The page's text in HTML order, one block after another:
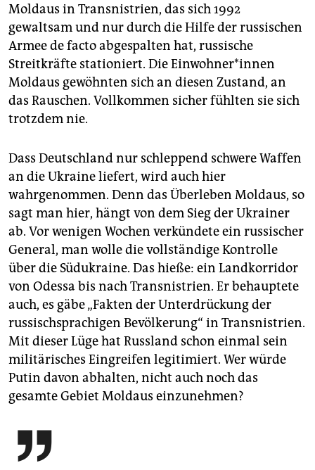
Moldaus in Transnistrien, das sich 1992
gewaltsam und nur durch die Hilfe der russischen
Armee de facto abgespalten hat, russische
Streitkräfte stationiert. Die Ein­woh­ne­r*in­nen
Moldaus gewöhnten sich an diesen Zustand, an
das Rauschen. Vollkommen sicher fühlten sie sich
trotzdem nie.
Dass Deutschland nur schleppend schwere Waffen
an die Ukraine liefert, wird auch hier
wahrgenommen. Denn das Überleben Moldaus, so
sagt man hier, hängt von dem Sieg der Ukrainer
ab. Vor wenigen Wochen verkündete ein russischer
General, man wolle die vollständige Kontrolle
über die Südukraine. Das hieße: ein Landkorridor
von Odessa bis nach Transnistrien. Er behauptete
auch, es gäbe „Fakten der Unterdrückung der
russischsprachigen Bevölkerung“ in Transnistrien.
Mit dieser Lüge hat Russland schon einmal sein
militärisches Eingreifen legitimiert. Wer würde
Putin davon abhalten, nicht auch noch das
gesamte Gebiet Moldaus einzunehmen?
